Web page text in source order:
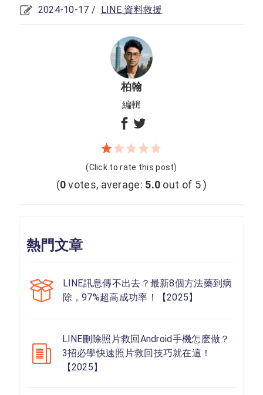
2024-10-17 / LINE 資料救援
柏翰
編輯
(Click to rate this post)
(0votes, average: 5.0 out of 5 )
熱門文章
LINE訊息傳不出去？最新8個方法藥到病
除，97%超高成功率！【2025】
LINE刪除照片救回Android手機怎麽做？
3招必學快速照片救回技巧就在這！
【2025】